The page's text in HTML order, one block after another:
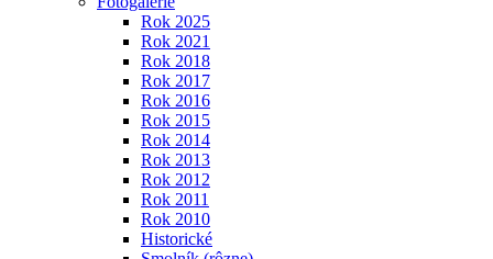
Rok 2025
Rok 2021
Rok 2018
Rok 2017
Rok 2016
Rok 2015
Rok 2014
Rok 2013
Rok 2012
Rok 2011
Rok 2010
Historické